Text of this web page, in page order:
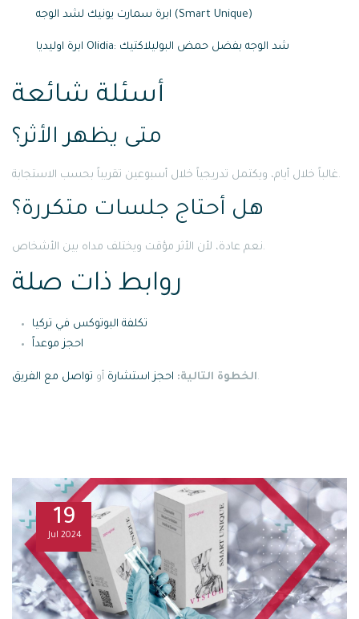
ابرة سمارت يونيك لشد الوجه (Smart Unique)
ابرة اوليديا Olidia: شد الوجه بفضل حمض البوليلاكتيك
أسئلة شائعة
متى يظهر الأثر؟
غالباً خلال أيام، ويكتمل تدريجياً خلال أسبوعين تقريباً بحسب الاستجابة.
هل أحتاج جلسات متكررة؟
نعم عادة، لأن الأثر مؤقت ويختلف مداه بين الأشخاص.
روابط ذات صلة
تكلفة البوتوكس في تركيا
احجز موعداً
الخطوة التالية: احجز استشارة أو تواصل مع الفريق .
19
Jul 2024